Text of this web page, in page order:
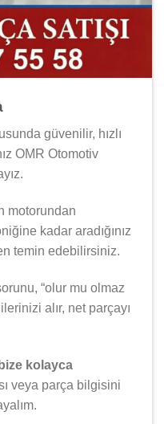
güvenilir, hızlı
OMR Otomotiv
motorundan
kadar aradığınız
temin edebilirsiniz.
“olur mu olmaz
alır, net parçayı
kolayca
veya parça bilgisini